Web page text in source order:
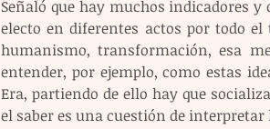
Señaló que hay muchos indicadores
electo en diferentes actos por todo
humanismo, transformación, esa
entender, por ejemplo, como estas
Era, partiendo de ello hay que
el saber es una cuestión de interpretar